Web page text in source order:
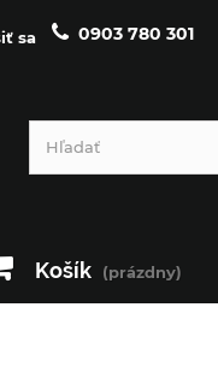
0903 780 301
sa
Košík (prázdny)